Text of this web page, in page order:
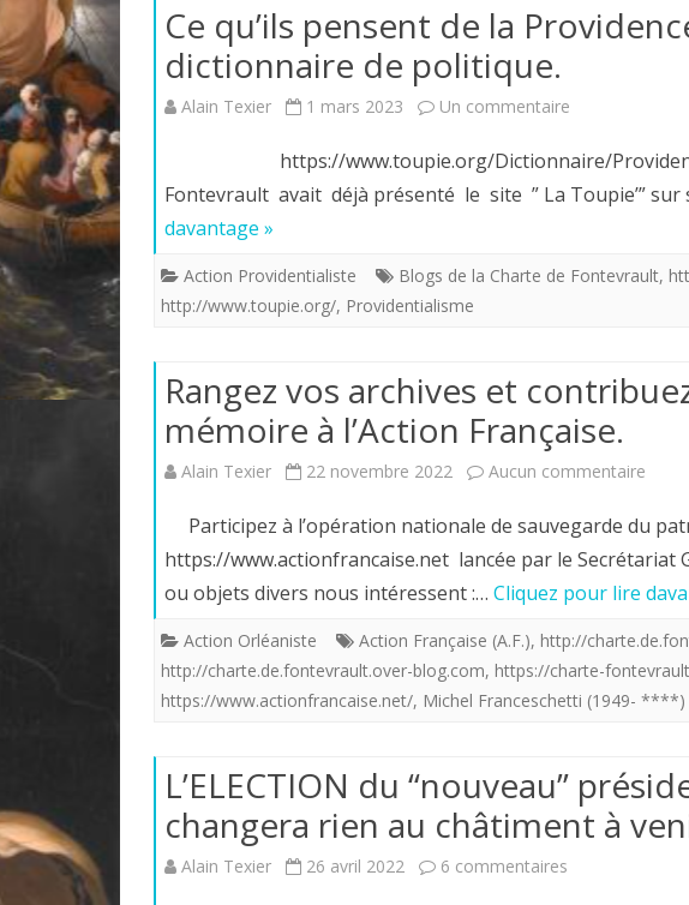
XX.
de
qui
se
appeler
Ce qu’ils pensent de la
dictionnaire de politique.
Alain Texier 1 mars 2023 Un commentaire
qu’ils
de
le
dictionnaire
de
politique.
https://www.toupie.org/Dictionnaire/
Fontevrault avait déjà présenté le site ” La Toupie’” sur
davantage »
Action Providentialiste Blogs de la Charte de Fontevrault,
http://www.toupie.org/, Providentialisme
Rangez vos archives et
mémoire à l’Action Française.
Alain Texier 22 novembre 2022 Aucun commentaire
vos
et
sa
Participez à l’opération nationale de sauvegarde du
https://www.actionfrancaise.net lancée par le Secrétariat
ou objets divers nous intéressent :… Cliquez pour lire
Action Orléaniste Action Française (A.F.), http://
http://charte.de.fontevrault.over-blog.com, https://charte-
https://www.actionfrancaise.net/, Michel Franceschetti (1949- ****)
L’ELECTION du “nouveau”
changera rien au châtiment à
Alain Texier 26 avril 2022 6 commentaires